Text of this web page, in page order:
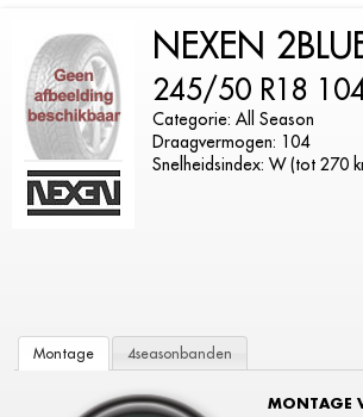
NEXEN
245/50 R18
Categorie: All Season
Draagvermogen: 104
Snelheidsindex: W (tot 270
Montage 4seasonbanden
MONTAGE